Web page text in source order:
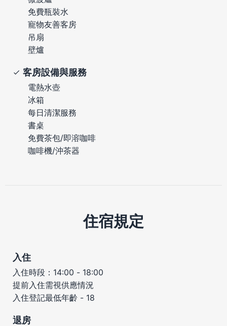
免費瓶裝水
寵物友善客房
吊扇
壁爐
客房設備與服務
電熱水壺
冰箱
每日清潔服務
書桌
免費茶包/即溶咖啡
咖啡機/沖茶器
住宿規定
入住
入住時段：14:00 - 18:00
提前入住需視供應情況
入住登記最低年齡 - 18
退房